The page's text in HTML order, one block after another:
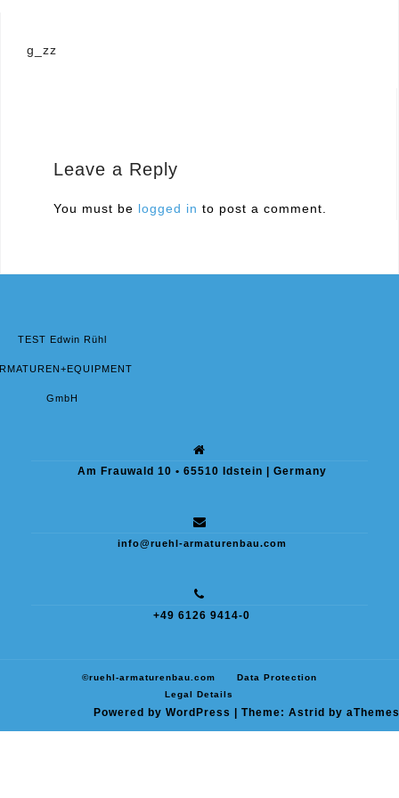
Post
g_zz
Leave a Reply
You must be logged in to post a comment.
TEST Edwin Rühl
GmbH
Am Frauwald 10 • 65510 Idstein | Germany
info@ruehl-armaturenbau.com
+49 6126 9414-0
©ruehl-armaturenbau.com
Data Protection
Legal Details
Powered by WordPress Theme: Astrid by